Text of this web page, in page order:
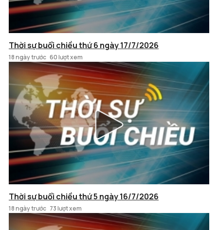
Thời sự buổi chiều thứ 6 ngày 17/7/2026
18 ngày trước 60 lượt xem
Thời sự buổi chiều thứ 5 ngày 16/7/2026
18 ngày trước 73 lượt xem